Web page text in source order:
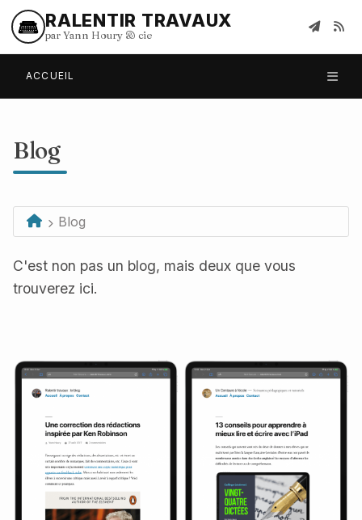
RALENTIR TRAVAUX
par Yann Houry & cie
ACCUEIL
Blog
Blog
C'est non pas un blog, mais deux que vous
trouverez ici.